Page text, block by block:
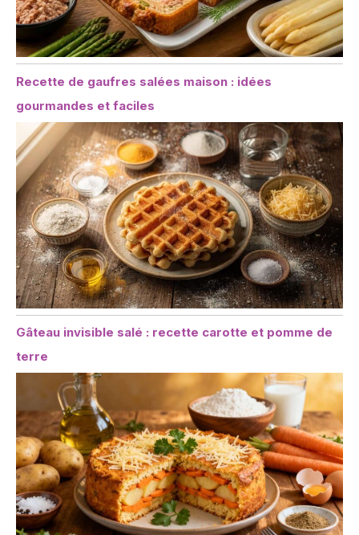
Recette de gaufres salées maison : idées
gourmandes et faciles
Gâteau invisible salé : recette carotte et pomme de
terre